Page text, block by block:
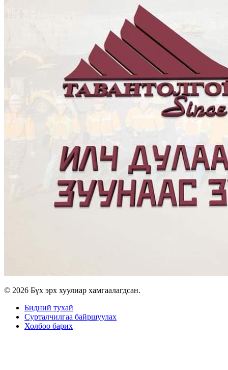
© 2026 Бүх эрх хуулиар хамгаалагдсан.
Бидний тухай
Сурталчилгаа байршуулах
Холбоо барих